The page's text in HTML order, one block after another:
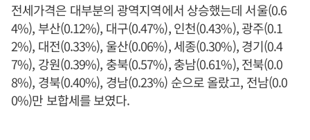
전세가격은 대부분의 광역지역에서 상승했는데 서울(0.6
4%), 부산(0.12%), 대구(0.47%), 인천(0.43%), 광주(0.1
2%), 대전(0.33%), 울산(0.06%), 세종(0.30%), 경기(0.4
7%), 강원(0.39%), 충북(0.57%), 충남(0.61%), 전북(0.0
8%), 경북(0.40%), 경남(0.23%) 순으로 올랐고, 전남(0.0
0%)만 보합세를 보였다.